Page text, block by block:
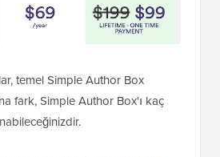
temel Simple Author Box
fark, Simple Author Box'ı kaç